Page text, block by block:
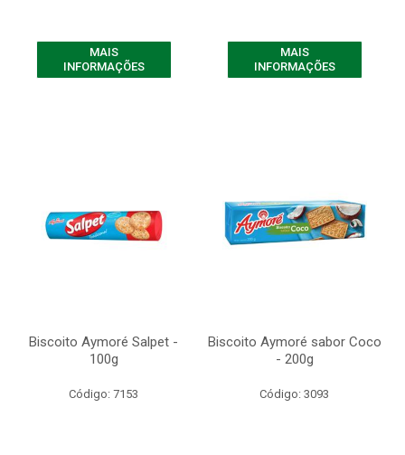
MAIS
INFORMAÇÕES
MAIS
INFORMAÇÕES
Biscoito Aymoré Salpet -
100g
Código: 7153
Biscoito Aymoré sabor Coco
- 200g
Código: 3093